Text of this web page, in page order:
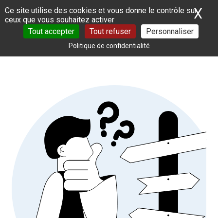
Panneau de gestion des cookies
Ce site utilise des cookies et vous donne le contrôle sur
ceux que vous souhaitez activer
Tout accepter
Tout refuser Personnaliser
Politique de confidentialité
X